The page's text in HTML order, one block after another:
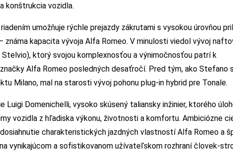
konštrukcia vozidla.
umožňuje rýchle prejazdy zákrutami s vysokou úrovňou
kapacita vývoja Alfa Romeo. V minulosti viedol vývoj
ktorý svojou komplexnosťou a výnimočnosťou patrí k
Alfa Romeo posledných desaťročí. Pred tým, ako Stefano s
Milano, mal na starosti vývoj pohonu plug-in hybrid pre Tonale.
Luigi Domenichelli, vysoko skúsený taliansky inžinier, ktorého
vozidla z hľadiska výkonu, životnosti a komfortu. Ambiciózne
charakteristických jazdných vlastností Alfa Romeo a
vynikajúcom a sofistikovanom užívateľskom rozhraní človek-